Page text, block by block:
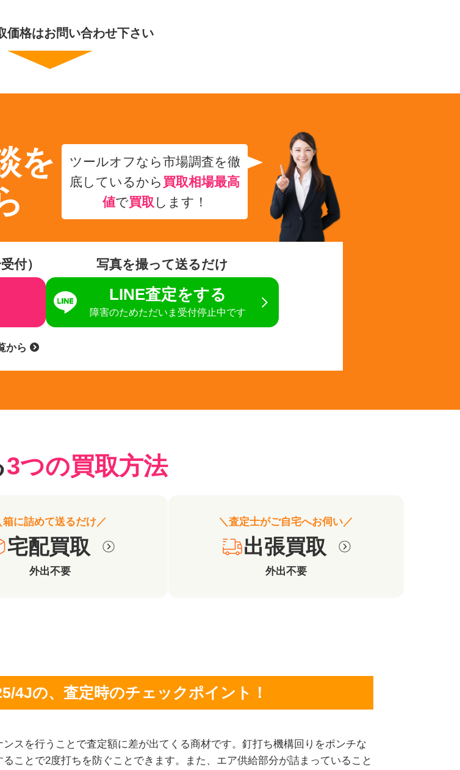
価格はお問い合わせ下さい
を
ツールオフなら市場調査を徹
底しているから 買取相場最高
値で買取 します！
付） 写真を撮って送るだけ
LINE査定をする
障害のためただいま受付停止中です
から
3つの買取方法
箱に詰めて送るだけ／
宅配買取
外出不要
＼査定士がご自宅へお伺い／
出張買取
外出不要
4Jの、 査定時のチェックポイント！
スを行うことで査定額に差が出てくる商材です。釘打ち機構回りをポンチな
ことで2度打ちを防ぐことできます。また、エア供給部分が詰まっていること